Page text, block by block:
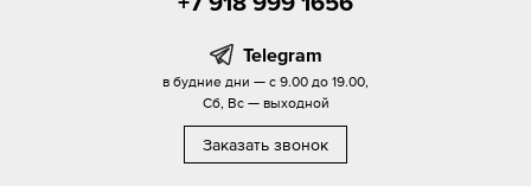
Telegram
в будние дни — с 9.00 до 19.00,
Сб, Вс — выходной
Заказать звонок